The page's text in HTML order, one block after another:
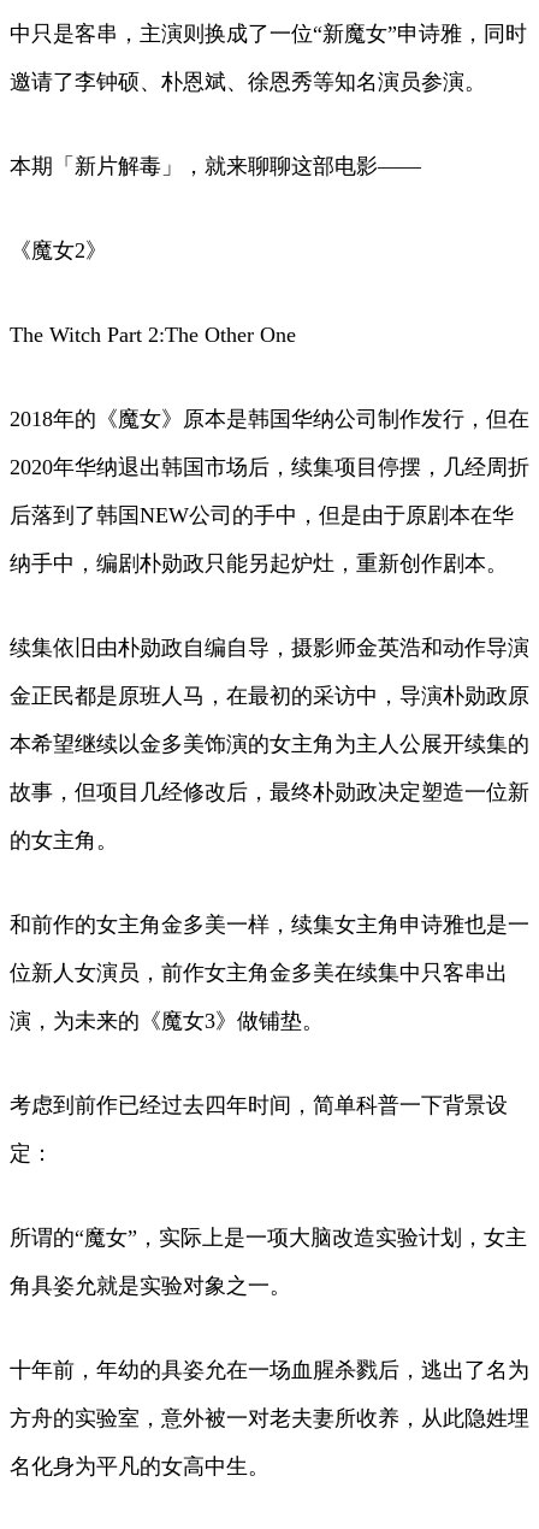
中只是客串，主演则换成了一位“新魔女”申诗雅，同时
邀请了李钟硕、朴恩斌、徐恩秀等知名演员参演。
本期「新片解毒」，就来聊聊这部电影——
《魔女2》
The Witch Part 2:The Other One
2018年的《魔女》原本是韩国华纳公司制作发行，但在
2020年华纳退出韩国市场后，续集项目停摆，几经周折
后落到了韩国NEW公司的手中，但是由于原剧本在华
纳手中，编剧朴勋政只能另起炉灶，重新创作剧本。
续集依旧由朴勋政自编自导，摄影师金英浩和动作导演
金正民都是原班人马，在最初的采访中，导演朴勋政原
本希望继续以金多美饰演的女主角为主人公展开续集的
故事，但项目几经修改后，最终朴勋政决定塑造一位新
的女主角。
和前作的女主角金多美一样，续集女主角申诗雅也是一
位新人女演员，前作女主角金多美在续集中只客串出
演，为未来的《魔女3》做铺垫。
考虑到前作已经过去四年时间，简单科普一下背景设
定：
所谓的“魔女”，实际上是一项大脑改造实验计划，女主
角具姿允就是实验对象之一。
十年前，年幼的具姿允在一场血腥杀戮后，逃出了名为
方舟的实验室，意外被一对老夫妻所收养，从此隐姓埋
名化身为平凡的女高中生。